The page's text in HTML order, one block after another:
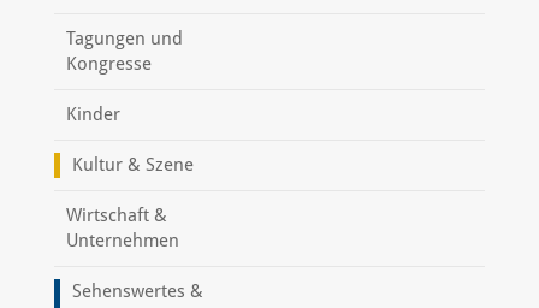
Tagungen und
Kongresse
Kinder
Kultur & Szene
Wirtschaft &
Unternehmen
Sehenswertes &